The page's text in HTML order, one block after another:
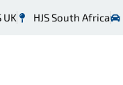
UK HJS South Africa